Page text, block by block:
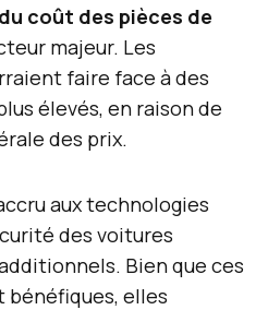
coût des pièces de
majeur. Les
faire face à des
élevés, en raison de
des prix.
aux technologies
des voitures
Bien que ces
elles